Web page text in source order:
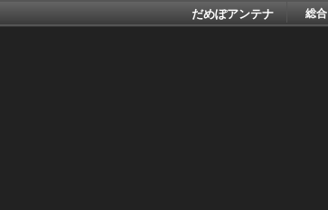
だめぽアンテナ 総合